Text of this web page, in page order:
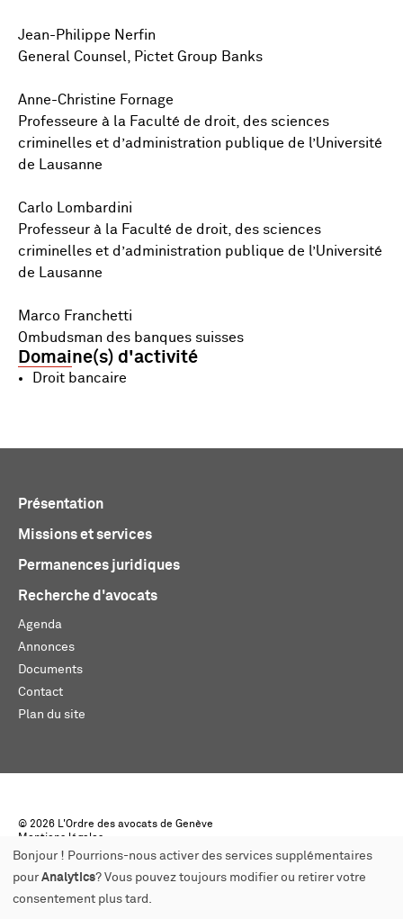
Jean-Philippe Nerfin
General Counsel, Pictet Group Banks
Anne-Christine Fornage
Professeure à la Faculté de droit, des sciences
criminelles et d’administration publique de l’Université
de Lausanne
Carlo Lombardini
Professeur à la Faculté de droit, des sciences
criminelles et d’administration publique de l’Université
de Lausanne
Marco Franchetti
Ombudsman des banques suisses
Domaine(s) d'activité
Droit bancaire
Présentation
Missions et services
Permanences juridiques
Recherche d'avocats
Agenda
Annonces
Documents
Contact
Plan du site
© 2026 L'Ordre des avocats de Genève
Mentions légales
Créé par monoloco
Bonjour ! Pourrions-nous activer des services supplémentaires
pour Analytics? Vous pouvez toujours modifier ou retirer votre
consentement plus tard.